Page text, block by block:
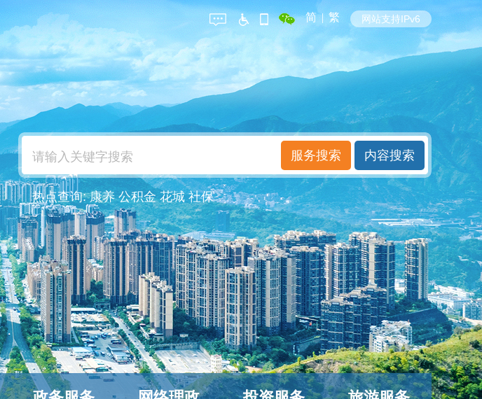
简 | 繁 网站支持IPv6
热点查询:康养 公积金 花城 社保